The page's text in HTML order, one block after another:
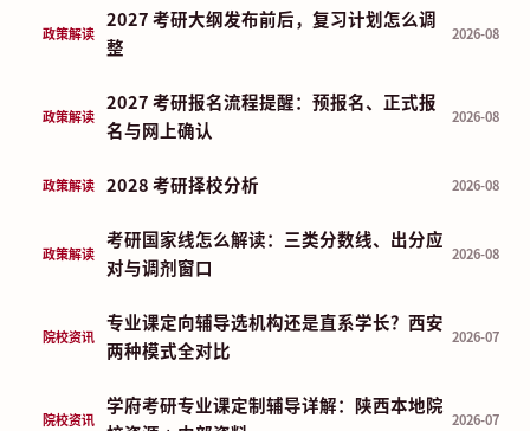
政策解读
2027 考研大纲发布前后，复习计划怎么调
整
2026-08
政策解读
2027 考研报名流程提醒：预报名、正式报
名与网上确认
2026-08
政策解读 2028 考研择校分析 2026-08
政策解读
考研国家线怎么解读：三类分数线、出分应
对与调剂窗口
2026-08
院校资讯
专业课定向辅导选机构还是直系学长？西安
两种模式全对比
2026-07
院校资讯
学府考研专业课定制辅导详解：陕西本地院
2026-07